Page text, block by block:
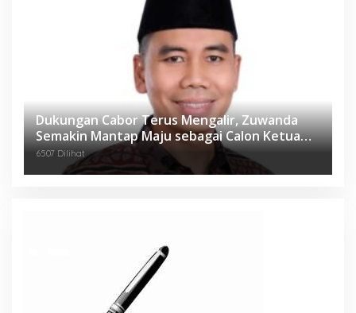
Dukungan Cabor Terus Mengalir, Zuwanda
Semakin Mantap Maju sebagai Calon Ketua
KONI
6507 Dilihat